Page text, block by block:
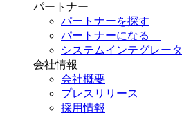
パートナー
パートナーを探す
パートナーになる
システムインテグレータ
会社情報
会社概要
プレスリリース
採用情報